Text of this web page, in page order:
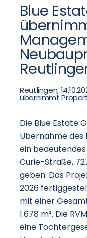
Blue
Reutlingen,
übernimmt
Die Blue Estate
Übernahme
ein
Curie-Straße,
geben. Das
2026
mit einer
1.678 m². Die
eine